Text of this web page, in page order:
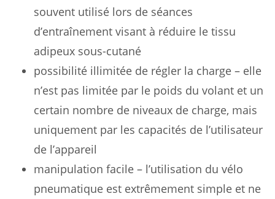
souvent utilisé lors de séances
d’entraînement visant à réduire le tissu
adipeux sous-cutané
possibilité illimitée de régler la charge – elle
n’est pas limitée par le poids du volant et un
certain nombre de niveaux de charge, mais
uniquement par les capacités de l’utilisateur
de l’appareil
manipulation facile – l’utilisation du vélo
pneumatique est extrêmement simple et ne